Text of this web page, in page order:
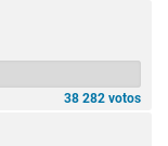
38 282 votos